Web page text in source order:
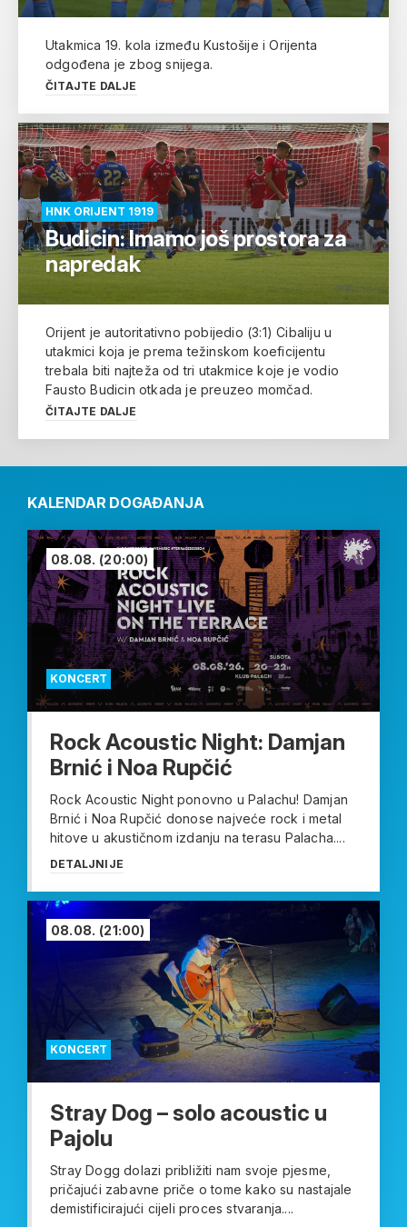
Utakmica 19. kola između Kustošije i Orijenta
odgođena je zbog snijega.
ČITAJTE DALJE
HNK ORIJENT 1919
Budicin: Imamo još prostora za
napredak
Orijent je autoritativno pobijedio (3:1) Cibaliju u
utakmici koja je prema težinskom koeficijentu
trebala biti najteža od tri utakmice koje je vodio
Fausto Budicin otkada je preuzeo momčad.
ČITAJTE DALJE
KALENDAR DOGAĐANJA
KONCERT
08.08. (20:00)
Rock Acoustic Night: Damjan
Brnić i Noa Rupčić
Rock Acoustic Night ponovno u Palachu! Damjan
Brnić i Noa Rupčić donose najveće rock i metal
hitove u akustičnom izdanju na terasu Palacha....
DETALJNIJE
KONCERT
08.08. (21:00)
Stray Dog – solo acoustic u
Pajolu
Stray Dogg dolazi približiti nam svoje pjesme,
pričajući zabavne priče o tome kako su nastajale
demistificirajući cijeli proces stvaranja....